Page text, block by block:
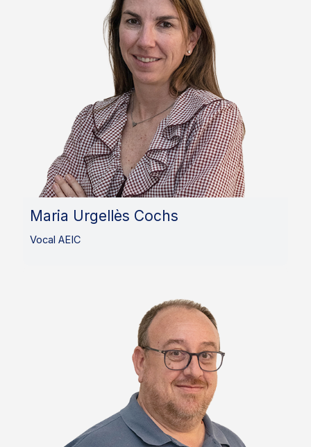
Maria Urgellès Cochs
Vocal AEIC